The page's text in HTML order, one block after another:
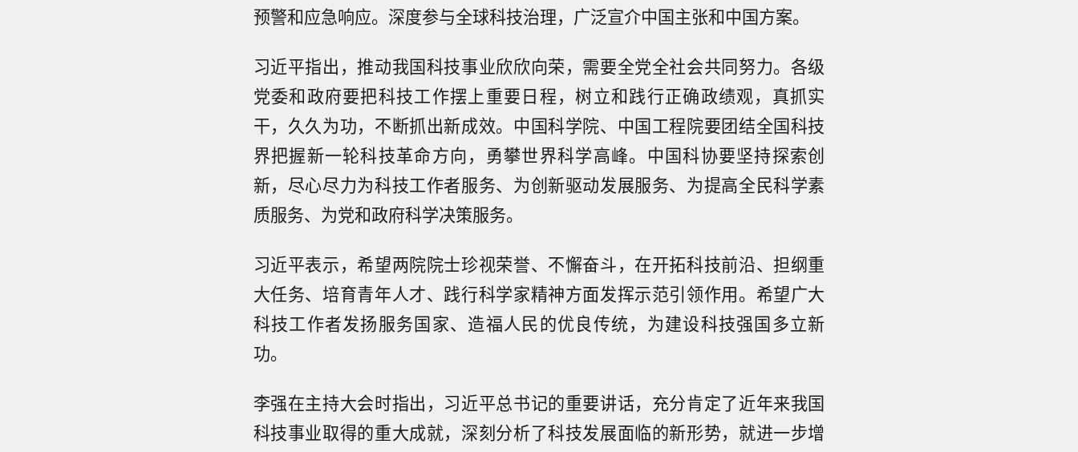
预警和应急响应。深度参与全球科技治理，广泛宣介中国主张和中国方案。
习近平指出，推动我国科技事业欣欣向荣，需要全党全社会共同努力。各级
党委和政府要把科技工作摆上重要日程，树立和践行正确政绩观，真抓实
干，久久为功，不断抓出新成效。中国科学院、中国工程院要团结全国科技
界把握新一轮科技革命方向，勇攀世界科学高峰。中国科协要坚持探索创
新，尽心尽力为科技工作者服务、为创新驱动发展服务、为提高全民科学素
质服务、为党和政府科学决策服务。
习近平表示，希望两院院士珍视荣誉、不懈奋斗，在开拓科技前沿、担纲重
大任务、培育青年人才、践行科学家精神方面发挥示范引领作用。希望广大
科技工作者发扬服务国家、造福人民的优良传统，为建设科技强国多立新
功。
李强在主持大会时指出，习近平总书记的重要讲话，充分肯定了近年来我国
科技事业取得的重大成就，深刻分析了科技发展面临的新形势，就进一步增